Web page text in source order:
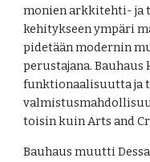
monien arkkitehti- ja
kehitykseen ympäri
pidetään modernin
perustajana.
funktionaalisuutta ja
toisin kuin Arts and
Bauhaus muutti